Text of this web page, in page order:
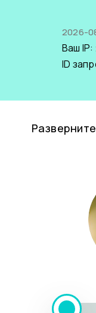
2026-
Ваш IP:
ID